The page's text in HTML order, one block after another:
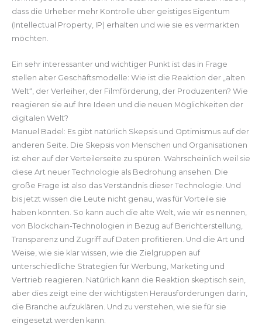
dass die Urheber mehr Kontrolle über geistiges Eigentum
(Intellectual Property, IP) erhalten und wie sie es vermarkten
möchten.
Ein sehr interessanter und wichtiger Punkt ist das in Frage
stellen alter Geschäftsmodelle: Wie ist die Reaktion der „alten
Welt“, der Verleiher, der Filmförderung, der Produzenten? Wie
reagieren sie auf Ihre Ideen und die neuen Möglichkeiten der
digitalen Welt?
Manuel Badel: Es gibt natürlich Skepsis und Optimismus auf der
anderen Seite. Die Skepsis von Menschen und Organisationen
ist eher auf der Verteilerseite zu spüren. Wahrscheinlich weil sie
diese Art neuer Technologie als Bedrohung ansehen. Die
große Frage ist also das Verständnis dieser Technologie. Und
bis jetzt wissen die Leute nicht genau, was für Vorteile sie
haben könnten. So kann auch die alte Welt, wie wir es nennen,
von Blockchain-Technologien in Bezug auf Berichterstellung,
Transparenz und Zugriff auf Daten profitieren. Und die Art und
Weise, wie sie klar wissen, wie die Zielgruppen auf
unterschiedliche Strategien für Werbung, Marketing und
Vertrieb reagieren. Natürlich kann die Reaktion skeptisch sein,
aber dies zeigt eine der wichtigsten Herausforderungen darin,
die Branche aufzuklären. Und zu verstehen, wie sie für sie
eingesetzt werden kann.